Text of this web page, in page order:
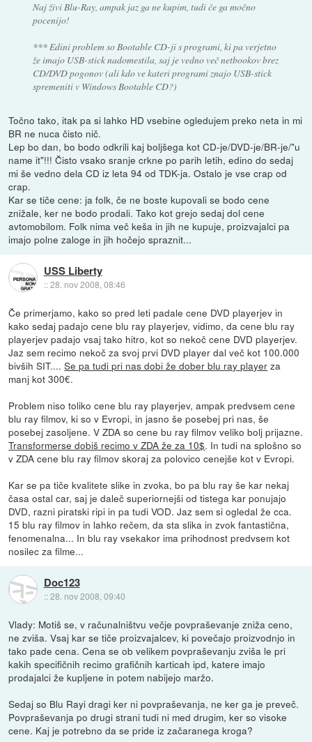
Naj živi Blu-Ray, ampak jaz ga ne kupim, tudi če ga močno
pocenijo!
*** Edini problem so Bootable CD-ji s programi, ki pa verjetno
že imajo USB-stick nadomestila, saj je vedno več netbookov brez
CD/DVD pogonov (ali kdo ve kateri programi znajo USB-stick
spremeniti v Windows Bootable CD?)
Točno tako, itak pa si lahko HD vsebine ogledujem preko neta in mi
BR ne nuca čisto nič.
Lep bo dan, bo bodo odkrili kaj boljšega kot CD-je/DVD-je/BR-je/"u
name it"!!! Čisto vsako sranje crkne po parih letih, edino do sedaj
mi še vedno dela CD iz leta 94 od TDK-ja. Ostalo je vse crap od
crap.
Kar se tiče cene: ja folk, če ne boste kupovali se bodo cene
znižale, ker ne bodo prodali. Tako kot grejo sedaj dol cene
avtomobilom. Folk nima več keša in jih ne kupuje, proizvajalci pa
imajo polne zaloge in jih hočejo spraznit...
USS Liberty
::28. nov 2008, 08:46
Če primerjamo, kako so pred leti padale cene DVD playerjev in
kako sedaj padajo cene blu ray playerjev, vidimo, da cene blu ray
playerjev padajo vsaj tako hitro, kot so nekoč cene DVD playerjev.
Jaz sem recimo nekoč za svoj prvi DVD player dal več kot 100.000
bivših SIT....Se pa tudi pri nas dobi že dober blu ray player za
manj kot 300€.
Problem niso toliko cene blu ray playerjev, ampak predvsem cene
blu ray filmov, ki so v Evropi, in jasno še posebej pri nas, še
posebej zasoljene. V ZDA so cene bu ray filmov veliko bolj prijazne.
Transformerse dobiš recimo v ZDA že za 10$. In tudi na splošno so
v ZDA cene blu ray filmov skoraj za polovico cenejše kot v Evropi.
Kar se pa tiče kvalitete slike in zvoka, bo pa blu ray še kar nekaj
časa ostal car, saj je daleč superiornejši od tistega kar ponujajo
DVD, razni piratski ripi in pa tudi VOD. Jaz sem si ogledal že cca.
15 blu ray filmov in lahko rečem, da sta slika in zvok fantastična,
fenomenalna... In blu ray vsekakor ima prihodnost predvsem kot
nosilec za filme...
Doc123
::28. nov 2008, 09:40
Vlady: Motiš se, v računalništvu večje povpraševanje zniža ceno,
ne zviša. Vsaj kar se tiče proizvajalcev, ki povečajo proizvodnjo in
tako pade cena. Cena se ob velikem povpraševanju zviša le pri
kakih specifičnih recimo grafičnih karticah ipd, katere imajo
prodajalci že kupljene in potem nabijejo maržo.
Sedaj so Blu Rayi dragi ker ni povpraševanja, ne ker ga je preveč.
Povpraševanja po drugi strani tudi ni med drugim, ker so visoke
cene. Kaj je potrebno da se pride iz začaranega kroga?